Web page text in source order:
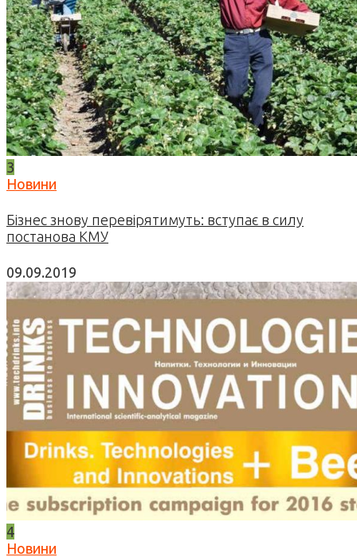
3
Новини
Бізнес знову перевірятимуть: вступає в силу
постанова КМУ
09.09.2019
4
Новини